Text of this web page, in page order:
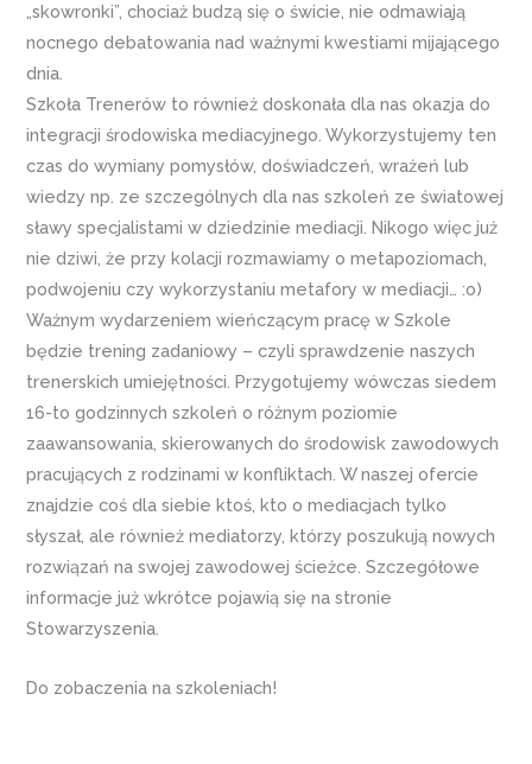
„skowronki”, chociaż budzą się o świcie, nie odmawiają
nocnego debatowania nad ważnymi kwestiami mijającego
dnia.
Szkoła Trenerów to również doskonała dla nas okazja do
integracji środowiska mediacyjnego. Wykorzystujemy ten
czas do wymiany pomysłów, doświadczeń, wrażeń lub
wiedzy np. ze szczególnych dla nas szkoleń ze światowej
sławy specjalistami w dziedzinie mediacji. Nikogo więc już
nie dziwi, że przy kolacji rozmawiamy o metapoziomach,
podwojeniu czy wykorzystaniu metafory w mediacji… :o)
Ważnym wydarzeniem wieńczącym pracę w Szkole
będzie trening zadaniowy – czyli sprawdzenie naszych
trenerskich umiejętności. Przygotujemy wówczas siedem
16-to godzinnych szkoleń o różnym poziomie
zaawansowania, skierowanych do środowisk zawodowych
pracujących z rodzinami w konfliktach. W naszej ofercie
znajdzie coś dla siebie ktoś, kto o mediacjach tylko
słyszał, ale również mediatorzy, którzy poszukują nowych
rozwiązań na swojej zawodowej ścieżce. Szczegółowe
informacje już wkrótce pojawią się na stronie
Stowarzyszenia.
Do zobaczenia na szkoleniach!